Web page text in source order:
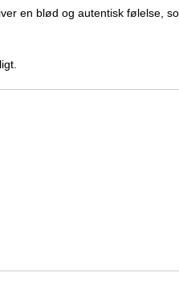
en blød og autentisk følelse,